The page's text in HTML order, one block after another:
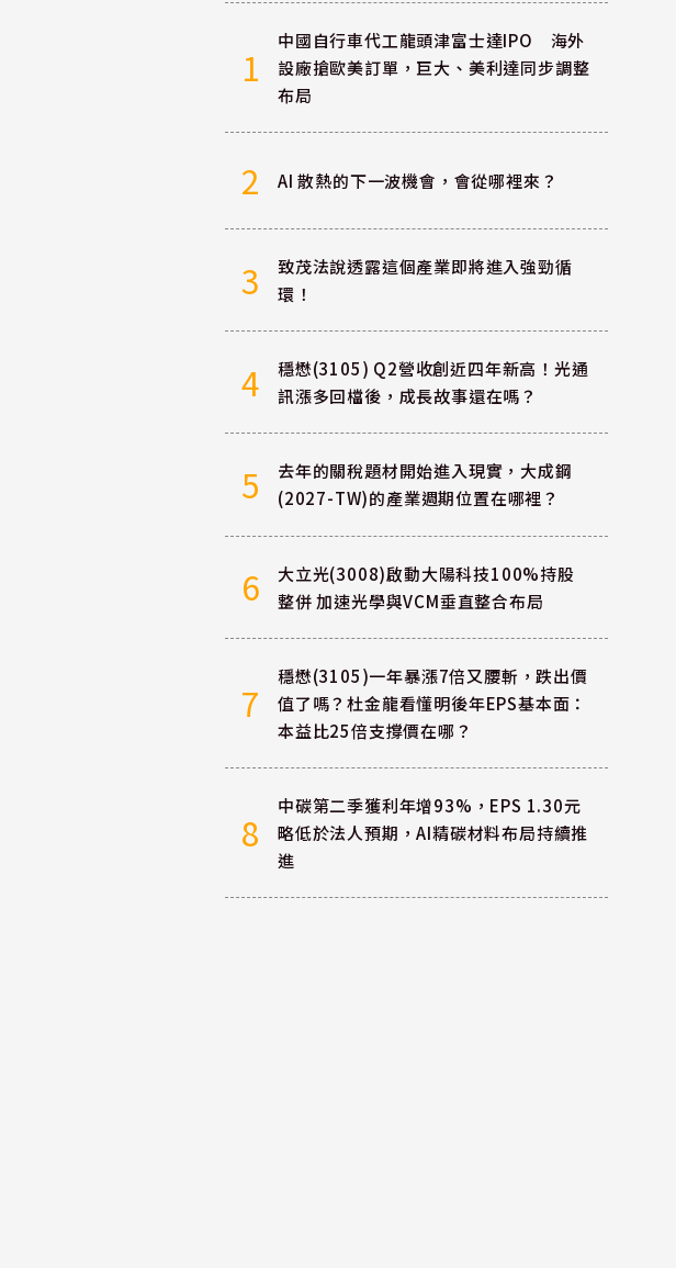
1
中國自行車代工龍頭津富士達IPO 海外
設廠搶歐美訂單，巨大、美利達同步調整
布局
2 AI 散熱的下一波機會，會從哪裡來？
3
致茂法說透露這個產業即將進入強勁循
環！
4
穩懋(3105) Q2營收創近四年新高！光通
訊漲多回檔後，成長故事還在嗎？
5
去年的關稅題材開始進入現實，大成鋼
(2027-TW)的產業週期位置在哪裡？
6
大立光(3008)啟動大陽科技100%持股
整併 加速光學與VCM垂直整合布局
7
穩懋(3105)一年暴漲7倍又腰斬，跌出價
值了嗎？杜金龍看懂明後年EPS基本面：
本益比25倍支撐價在哪？
8
中碳第二季獲利年增93%，EPS 1.30元
略低於法人預期，AI精碳材料布局持續推
進